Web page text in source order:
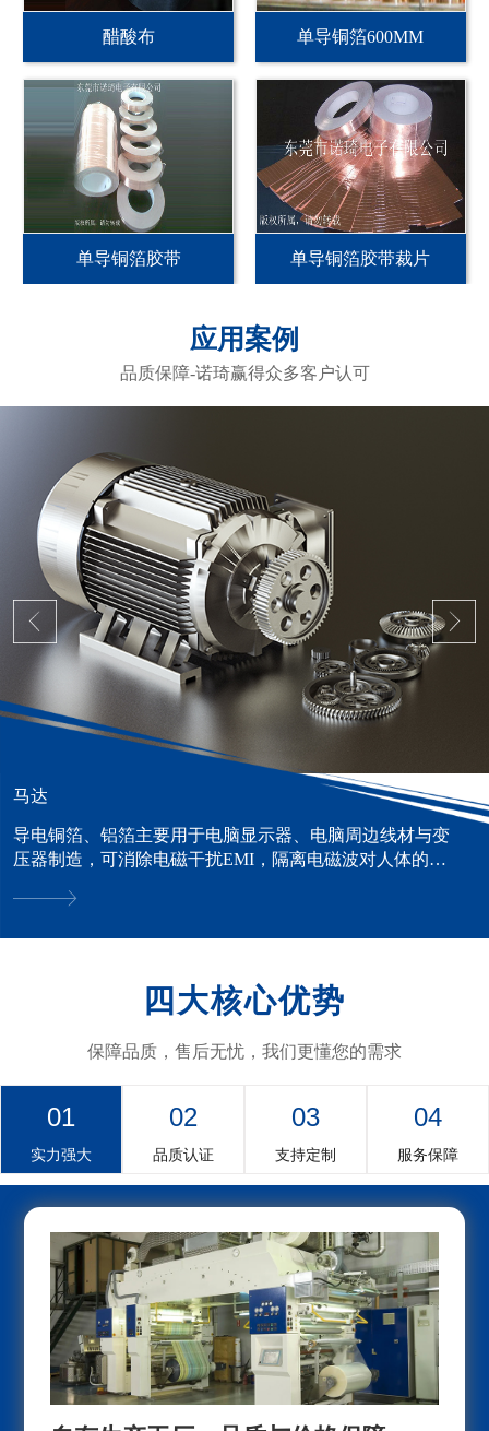
醋酸布 单导铜箔600MM
单导铜箔胶带 单导铜箔胶带裁片
应用案例
品质保障-诺琦赢得众多客户认可
马达
导电铜箔、铝箔主要用于电脑显示器、电脑周边线材与变
压器制造，可消除电磁干扰EMI，隔离电磁波对人体的危
四大核心优势
保障品质，售后无忧，我们更懂您的需求
01
实力强大
02
品质认证
03
支持定制
04
服务保障